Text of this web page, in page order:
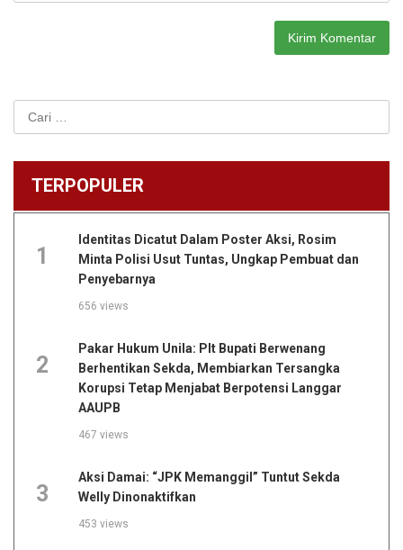
TERPOPULER
1
Identitas Dicatut Dalam Poster Aksi, Rosim
Minta Polisi Usut Tuntas, Ungkap Pembuat dan
Penyebarnya
656 views
2
Pakar Hukum Unila: Plt Bupati Berwenang
Berhentikan Sekda, Membiarkan Tersangka
Korupsi Tetap Menjabat Berpotensi Langgar
AAUPB
467 views
3
Aksi Damai: “JPK Memanggil” Tuntut Sekda
Welly Dinonaktifkan
453 views